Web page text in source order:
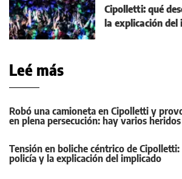
Cipolletti: qué
la explicación del
Leé más
Robó una camioneta en Cipolletti y
en plena persecución: hay varios heridos
Tensión en boliche céntrico de
policía y la explicación del implicado